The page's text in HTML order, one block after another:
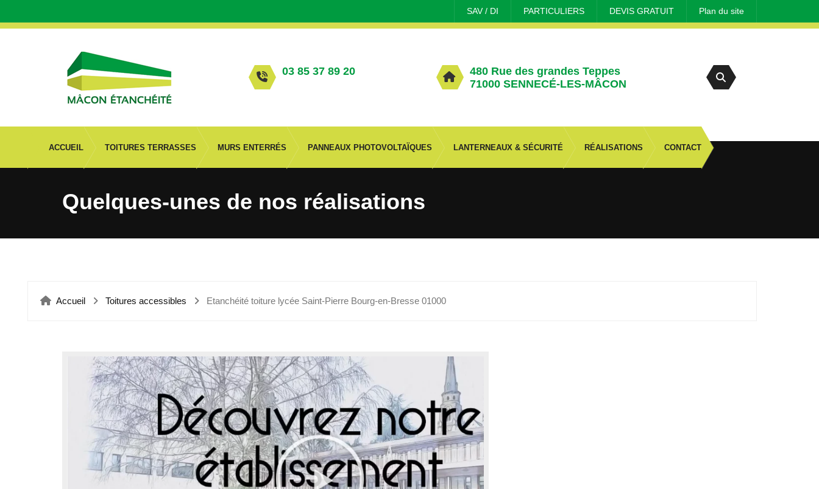
SAV / DI PARTICULIERS DEVIS GRATUIT Plan du site
03 85 37 89 20
480 Rue des grandes Teppes
71000 SENNECÉ-LES-MÂCON
ACCUEIL TOITURES TERRASSES MURS ENTERRÉS PANNEAUX PHOTOVOLTAÏQUES LANTERNEAUX & SÉCURITÉ RÉALISATIONS CONTACT
Quelques-unes de nos réalisations
Accueil Toitures accessibles Etanchéité toiture lycée Saint-Pierre Bourg-en-Bresse 01000